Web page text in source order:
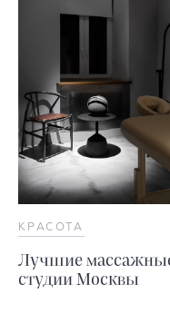
КРАСОТА
Лучшие
студии Москвы